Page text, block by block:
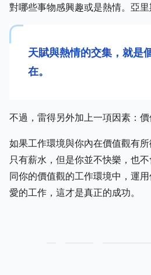
對哪些事物感興趣或是熱情。 亞里
天賦與熱情的交集，就是
在。
不過，雷得另外加上一項因素：價
如果工作環境與你內在價值觀有
只有薪水，但是你並不快樂，也
同你的價值觀的工作環境中，運
愛的工作，這才是真正的成功。